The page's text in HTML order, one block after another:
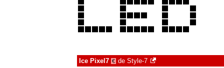
Ice Pixel7 € de Style-7